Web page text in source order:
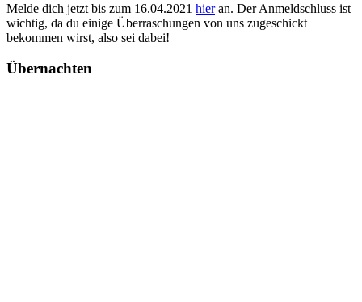
Melde dich jetzt bis zum 16.04.2021 hieran. Der Anmeldschluss ist
wichtig, da du einige Überraschungen von uns zugeschickt
bekommen wirst, also sei dabei!
Übernachten